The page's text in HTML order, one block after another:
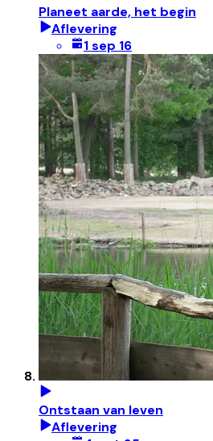
Planeet aarde, het begin
Aflevering
1 sep 16
Ontstaan van leven
Aflevering